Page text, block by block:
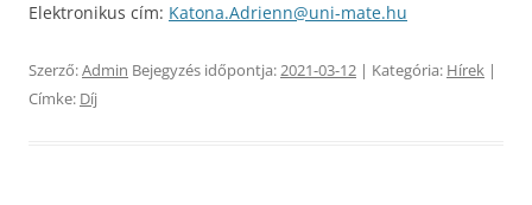
Elektronikus cím: Katona.Adrienn@uni-mate.hu
Szerző:Admin Bejegyzés időpontja:2021-03-12 | Kategória: Hírek |
Címke: Díj